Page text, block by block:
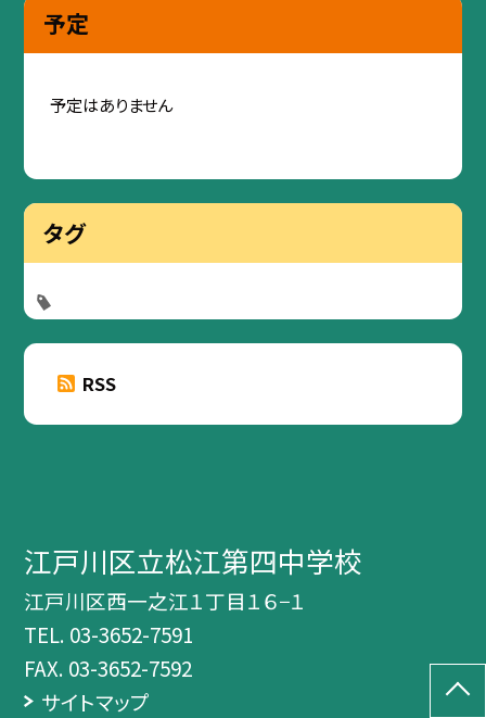
予定
予定はありません
タグ
RSS
江戸川区立松江第四中学校
江戸川区西一之江１丁目１６−１
TEL. 03-3652-7591
FAX. 03-3652-7592
サイトマップ